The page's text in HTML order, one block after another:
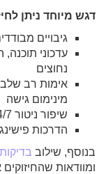
דגש מיוחד ניתן
גיבויים
עדכוני
נחוצים
אימות רב
מינימום גישה
שיפור ניטור 24/7 עם כללי זיהוי לכופרות ותנועת רוחב
הדרכות
בנוסף, שילוב בדיקות
ומוודאות